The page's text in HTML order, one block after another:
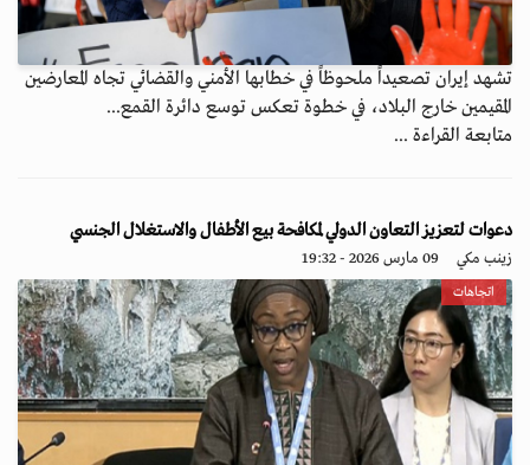
تشهد إيران تصعيداً ملحوظاً في خطابها الأمني والقضائي تجاه المعارضين
المقيمين خارج البلاد، في خطوة تعكس توسع دائرة القمع...
متابعة القراءة ...
دعوات لتعزيز التعاون الدولي لمكافحة بيع الأطفال والاستغلال الجنسي
زينب مكي 09 مارس 2026 - 19:32
اتجاهات